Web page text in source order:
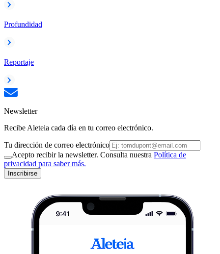
Profundidad
Reportaje
Newsletter
Recibe Aleteia cada día en tu correo electrónico.
Tu dirección de correo electrónico
Acepto recibir la newsletter. Consulta nuestra Política de
privacidad para saber más.
Inscribirse